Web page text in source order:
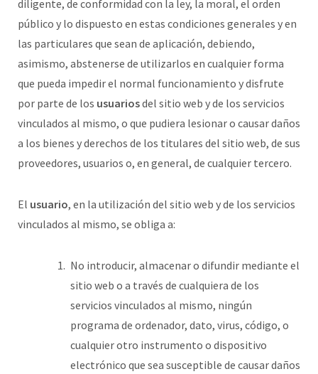
diligente, de conformidad con la ley, la moral, el orden
público y lo dispuesto en estas condiciones generales y en
las particulares que sean de aplicación, debiendo,
asimismo, abstenerse de utilizarlos en cualquier forma
que pueda impedir el normal funcionamiento y disfrute
por parte de los usuariosdel sitio web y de los servicios
vinculados al mismo, o que pudiera lesionar o causar daños
a los bienes y derechos de los titulares del sitio web, de sus
proveedores, usuarios o, en general, de cualquier tercero.
El usuario, en la utilización del sitio web y de los servicios
vinculados al mismo, se obliga a:
No introducir, almacenar o difundir mediante el
sitio web o a través de cualquiera de los
servicios vinculados al mismo, ningún
programa de ordenador, dato, virus, código, o
cualquier otro instrumento o dispositivo
electrónico que sea susceptible de causar daños